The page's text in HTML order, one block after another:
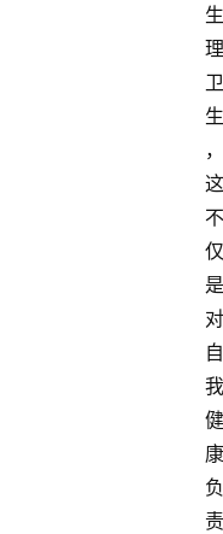
生
理
卫
生
，
这
不
仅
是
对
自
我
健
康
负
责